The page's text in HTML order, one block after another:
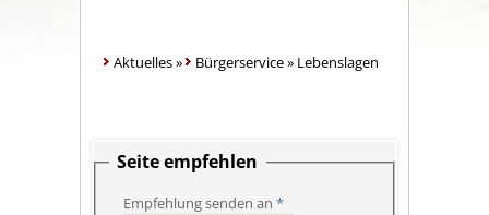
Aktuelles» Bürgerservice» Lebenslagen
Seite empfehlen
Empfehlung senden an *